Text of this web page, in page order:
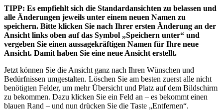
TIPP: Es empfiehlt sich die Standardansichten zu belassen und
alle Änderungen jeweils unter einem neuen Namen zu
speichern. Bitte klicken Sie nach Ihrer ersten Änderung an der
Ansicht links oben auf das Symbol „Speichern unter“ und
vergeben Sie einen aussagekräftigen Namen für Ihre neue
Ansicht. Damit haben Sie eine neue Ansicht erstellt.
Jetzt können Sie die Ansicht ganz nach Ihren Wünschen und
Bedürfnissen umgestalten. Löschen Sie am besten zuerst alle nicht
benötigten Felder, um mehr Übersicht und Platz auf dem Bildschirm
zu bekommen. Dazu klicken Sie ein Feld an – es bekommt einen
blauen Rand – und nun drücken Sie die Taste „Entfernen“.